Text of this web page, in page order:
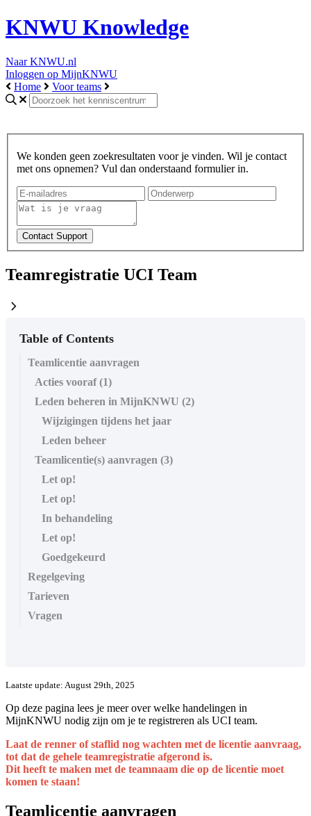
KNWU Knowledge
Naar KNWU.nl
Inloggen op MijnKNWU
Home
Voor teams
We konden geen zoekresultaten voor je vinden. Wil je contact
met ons opnemen? Vul dan onderstaand formulier in.
Teamregistratie UCI Team
chevron_right
Table of Contents
Teamlicentie aanvragen
Acties vooraf (1)
Leden beheren in MijnKNWU (2)
Wijzigingen tijdens het jaar
Leden beheer
Teamlicentie(s) aanvragen (3)
Let op!
Let op!
In behandeling
Let op!
Goedgekeurd
Regelgeving
Tarieven
Vragen
Laatste update: August 29th, 2025
Op deze pagina lees je meer over welke handelingen in
MijnKNWU nodig zijn om je te registreren als UCI team.
Laat de renner of staflid nog wachten met de licentie aanvraag,
tot dat de gehele teamregistratie afgerond is.
Dit heeft te maken met de teamnaam die op de licentie moet
komen te staan!
Teamlicentie aanvragen